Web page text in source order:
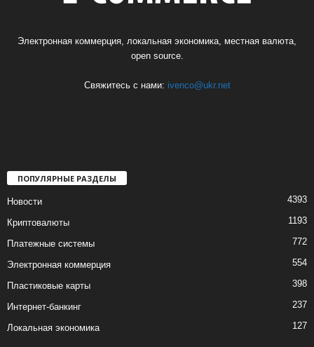
Электронная коммерция, локальная экономика, местная валюта,
open source.
Свяжитесь с нами: ivenco@ukr.net
ПОПУЛЯРНЫЕ РАЗДЕЛЫ
Новости 4393
Криптовалюты 1193
Платежные системы 772
Электронная коммерция 554
Пластиковые карты 398
Интернет-банкинг 237
Локальная экономика 127